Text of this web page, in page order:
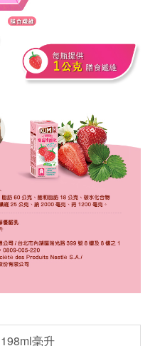
198ml毫升